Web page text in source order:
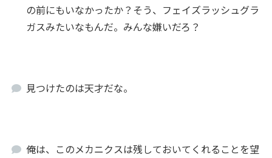
の前にもいなかったか？そう、フェイズラッシュグラ
ガスみたいなもんだ。みんな嫌いだろ？
見つけたのは天才だな。
俺は、このメカニクスは残しておいてくれることを望